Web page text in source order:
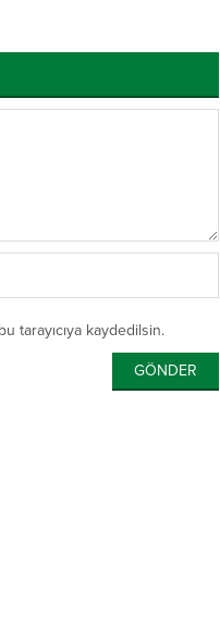
tarayıcıya kaydedilsin.